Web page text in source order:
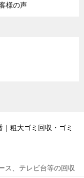
様の声
｜粗大ゴミ回収・ゴミ
ス、テレビ台等の回収